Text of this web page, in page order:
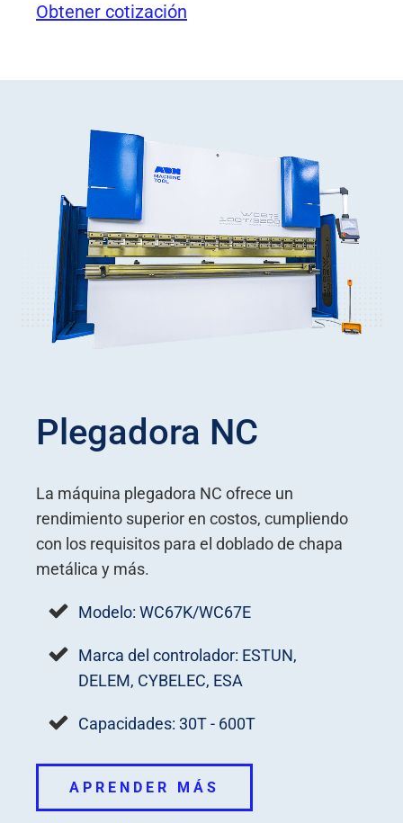
Obtener cotización
Plegadora NC
La máquina plegadora NC ofrece un
rendimiento superior en costos, cumpliendo
con los requisitos para el doblado de chapa
metálica y más.
Modelo: WC67K/WC67E
Marca del controlador: ESTUN,
DELEM, CYBELEC, ESA
Capacidades: 30T - 600T
APRENDER MÁS